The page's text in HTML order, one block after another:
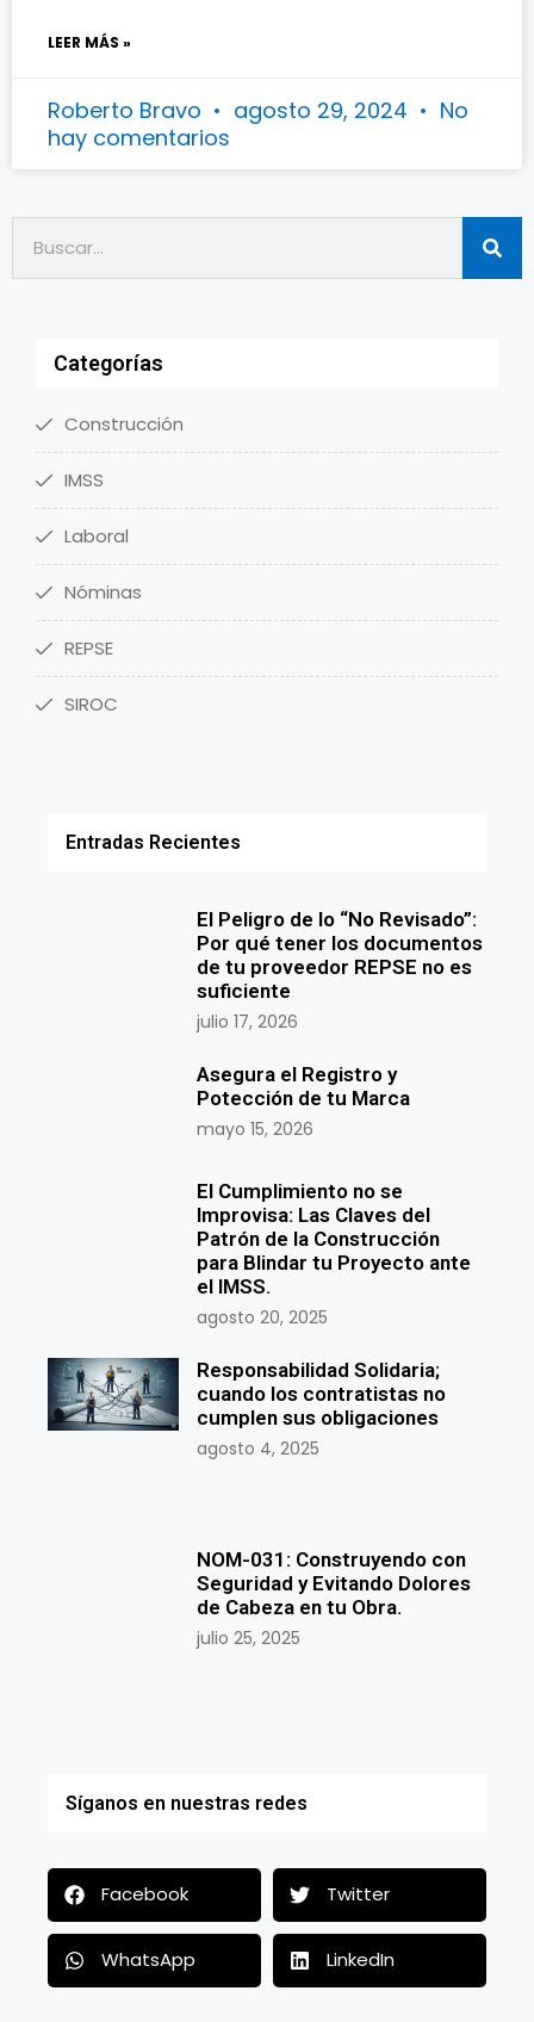
LEER MÁS »
Roberto Bravo agosto 29, 2024
No
hay comentarios
Categorías
Construcción
IMSS
Laboral
Nóminas
REPSE
SIROC
Entradas Recientes
El Peligro de lo “No Revisado”:
Por qué tener los documentos
de tu proveedor REPSE no es
suficiente
julio 17, 2026
Asegura el Registro y
Potección de tu Marca
mayo 15, 2026
El Cumplimiento no se
Improvisa: Las Claves del
Patrón de la Construcción
para Blindar tu Proyecto ante
el IMSS.
agosto 20, 2025
Responsabilidad Solidaria;
cuando los contratistas no
cumplen sus obligaciones
agosto 4, 2025
NOM-031: Construyendo con
Seguridad y Evitando Dolores
de Cabeza en tu Obra.
julio 25, 2025
Síganos en nuestras redes
Facebook Twitter
WhatsApp LinkedIn